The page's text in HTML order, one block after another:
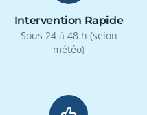
Intervention Rapide
Sous 24 à 48 h (selon
météo)